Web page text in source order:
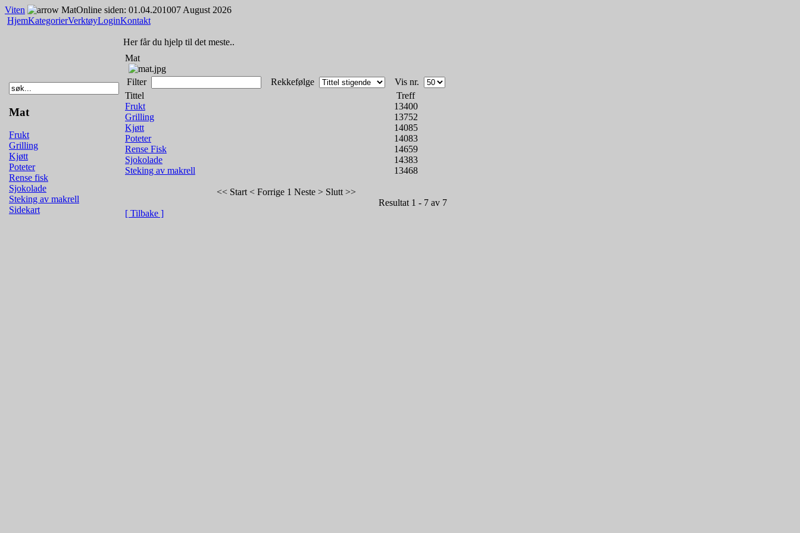
Viten MatOnline siden: 01.04.201007 August 2026
HjemKategorierVerktøyLoginKontakt
Mat
Frukt
Grilling
Kjøtt
Poteter
Rense fisk
Sjokolade
Steking av makrell
Sidekart
Her får du hjelp til det meste..
Mat
Filter Rekkefølge
Vis nr.
Tittel
Treff
Frukt
13400
Grilling
13752
Kjøtt
14085
Poteter
14083
Rense Fisk
14659
Sjokolade
14383
Steking av makrell
13468
<< Start < Forrige 1 Neste > Slutt >>
Resultat 1 - 7 av 7
[ Tilbake ]